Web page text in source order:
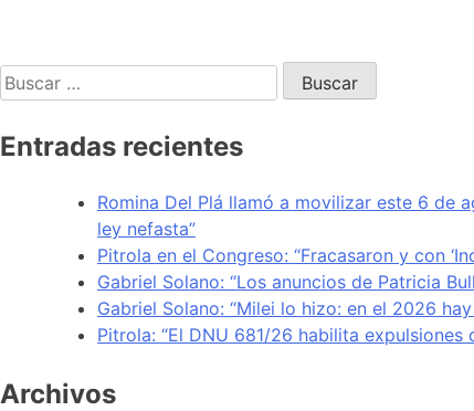
Entradas recientes
Romina Del Plá llamó a movilizar este 6 de
ley nefasta”
Pitrola en el Congreso: “Fracasaron y con
Gabriel Solano: “Los anuncios de Patricia
Gabriel Solano: “Milei lo hizo: en el 2026
Pitrola: “El DNU 681/26 habilita
Archivos